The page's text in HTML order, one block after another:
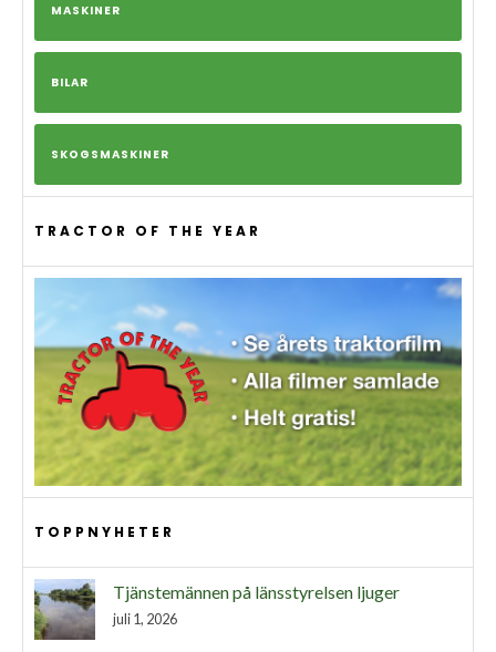
MASKINER
BILAR
SKOGSMASKINER
TRACTOR OF THE YEAR
TOPPNYHETER
Tjänstemännen på länsstyrelsen ljuger
juli 1, 2026